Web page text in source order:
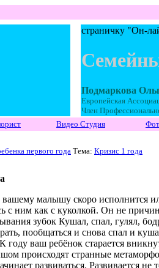
страничку "Он-
Подмаркова
Европейская
Член
Видео Студия
первого годаТема: Кризис 1 года
вашему малышу скоро исполнится
с ним как с куколкой. Он не
зубок Кушал, спал, гулял,
пообщаться и снова спал и
году ваш ребёнок старается
происходят странные
развиваться. Развивается